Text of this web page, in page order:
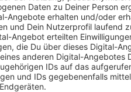
klagen über laute
von dem Mensch, Tier
nicht darum, den
sich definitiv mehr
man sich dann anhören,